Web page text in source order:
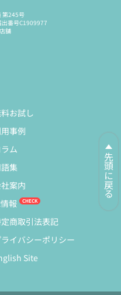
先頭に戻る
第245号
出番号C1909977
舗
お試し
事例
ム
集
案内
報
商取引法表記
ライバシーポリシー
Site